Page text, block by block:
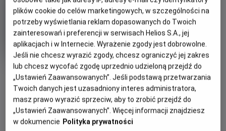
OBSERWUJ
Powrót do przyszłości III w
Helios RePlay
Oryginalny
tytuł
Back to the Future Part III Gatunek
Przygodowy /
Akcja
Minimalny
wiek
Od 13 lat
Czas
trwania
128 min
REŻYSERIA
Robert Zemeckis
SCENARIUSZ
Robert Zemeckis, Bob Gale
WIĘCEJ SZCZEGÓŁÓW
OPIS WYDARZENIA
plików cookie do celów marketingowych, w szczególności na
potrzeby wyświetlania reklam dopasowanych do Twoich
zainteresowań i preferencji w serwisach Helios S.A., jej
aplikacjach i w Internecie. Wyrażenie zgody jest dobrowolne.
Jeśli nie chcesz wyrazić zgody, chcesz ograniczyć jej zakres
lub chcesz wycofać zgodę uprzednio udzieloną przejdź do
„Ustawień Zaawansowanych”. Jeśli podstawą przetwarzania
Twoich danych jest uzasadniony interes administratora,
masz prawo wyrazić sprzeciw, aby to zrobić przejdź do
„Ustawień Zaawansowanych”. Więcej informacji znajdziesz
w dokumencie Polityka prywatności